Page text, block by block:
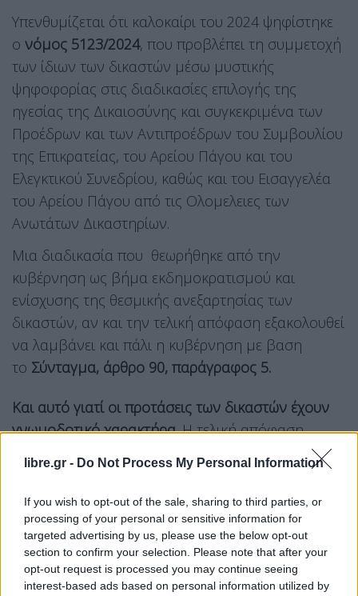
libre.gr - Do Not Process My Personal Information
If you wish to opt-out of the sale, sharing to third parties, or
processing of your personal or sensitive information for
targeted advertising by us, please use the below opt-out
section to confirm your selection. Please note that after your
opt-out request is processed you may continue seeing
interest-based ads based on personal information utilized by
Υπενθυμίζεται ότι καλοκαίρι του 2024 ψηφίστηκε
ο νόμος 5123/2024, που προβλέπει τη συμμετοχή
των ίδιων των δικαστών μέσω μυστικής
ψηφοφορίας στις διαδικασίες επιλογής της
ηγεσίας της Δικαιοσύνης και συγκεκριμένα των
Προέδρων και των Αντιπροέδρων του Συμβουλίου
της Επικρατείας, του Αρείου Πάγου και του
Ελεγκτικού Συνεδρίου, καθώς και του Εισαγγελέα
του Αρείου Πάγου από τις Ολομελειες των
Ανωτάτων Δικαστηρίων.
Μια διαδικασία που θεωρήθηκε από την
κυβέρνηση ως βήμα εκδημοκρατισμού και
ενίσχυσης της θεσμικής ανεξαρτησίας των
δικαστών, αν και την τελική απόφαση εξακολουθεί
να λαμβάνει και πάλι η κυβέρνηση με βαση
το Σύνταγμα, άρθρο 90, παράγραφος 5.
Και αυτό γιατί οι προτάσεις των δικαστών έχουν
γνωμοδοτικό χαρακτήρα.Η τελική απόφαση
λαμβάνεται από το Υπουργικό Συμβούλιο, επειδή
η γνώμη των Ολομελειών δεν μπορεί, κατά το
ισχύον Σύνταγμα (άρ. 90, παρ. 5) να είναι
δεσμευτική και έτσι το Υ.Σ. μπορεί, θεωρητικά, να
επιλέξει και άλλα πρόσωπα, πέρα από τα
προταθέντα. Να σημειωθεί ότι με τον νόμο 5134
παραμένει και η γνώμη της Βουλής, μετά την